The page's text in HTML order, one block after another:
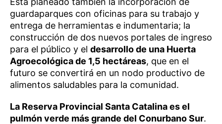
guardaparques con oficinas para su trabajo y
entrega de herramientas e indumentaria; la
construcción de dos nuevos portales de ingreso
para el público y el desarrollo de una Huerta
Agroecológica de 1,5 hectáreas, que en el
futuro se convertirá en un nodo productivo de
alimentos saludables para la comunidad.
La Reserva Provincial Santa Catalina es el
pulmón verde más grande del Conurbano Sur.